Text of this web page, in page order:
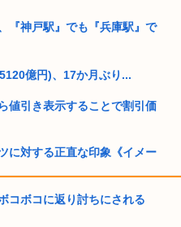
『神戸駅』でも『兵庫駅』で
億円)、17か月ぶり...
値引き表示することで割引価
に対する正直な印象《イメー
死亡、ほとんどがお前らと同
コボコに返り討ちにされる